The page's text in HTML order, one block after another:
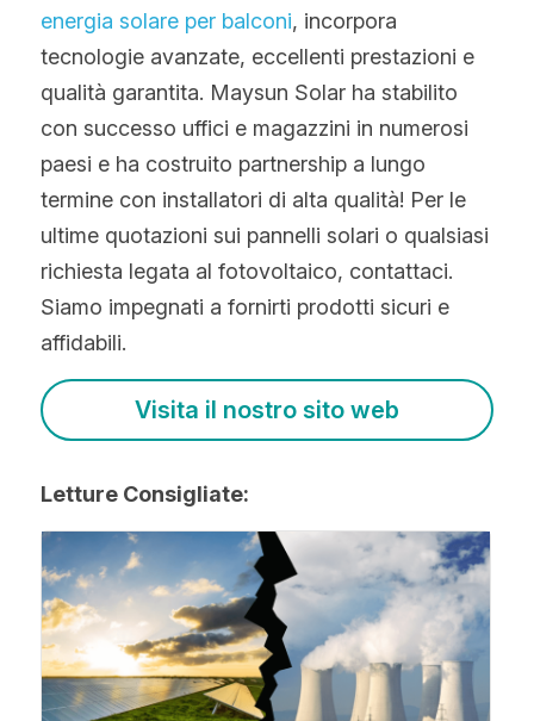
energia solare per balconi, incorpora
tecnologie avanzate, eccellenti prestazioni e
qualità garantita. Maysun Solar ha stabilito
con successo uffici e magazzini in numerosi
paesi e ha costruito partnership a lungo
termine con installatori di alta qualità! Per le
ultime quotazioni sui pannelli solari o qualsiasi
richiesta legata al fotovoltaico, contattaci.
Siamo impegnati a fornirti prodotti sicuri e
affidabili.
Visita il nostro sito web
Letture Consigliate: